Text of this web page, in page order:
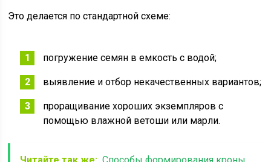
Это делается по стандартной схеме:
погружение семян в емкость с водой;
выявление и отбор некачественных вариантов;
проращивание хороших экземпляров с
помощью влажной ветоши или марли.